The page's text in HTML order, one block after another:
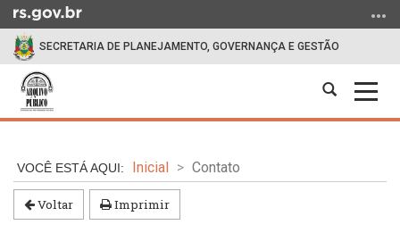
para
conteúdo
para
menu
para
SECRETARIA DE PLANEJAMENTO, GOVERNANÇA E GESTÃO
Abrir
conteúdo
Inicial Contato
Voltar Imprimir